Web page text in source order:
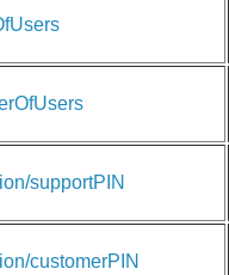
supportPIN
customerPIN